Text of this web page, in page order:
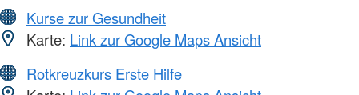
Kurse zur Gesundheit
Karte: Link zur Google Maps Ansicht
Rotkreuzkurs Erste Hilfe